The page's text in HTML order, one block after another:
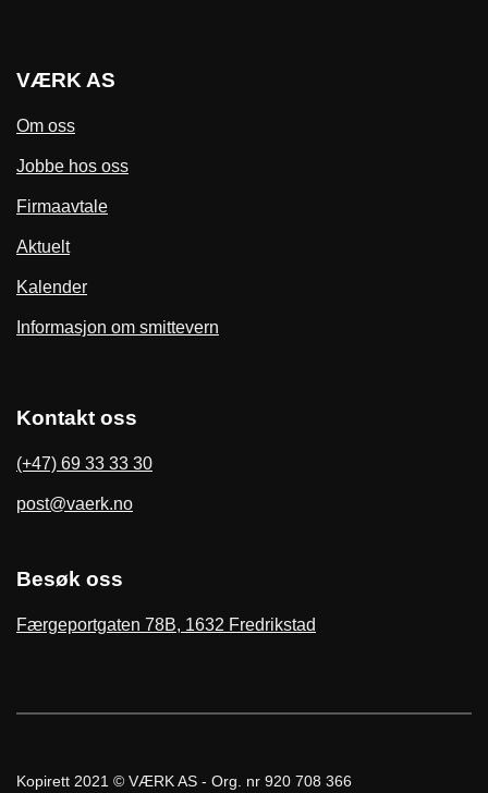
VÆRK AS
Om oss
Jobbe hos oss
Firmaavtale
Aktuelt
Kalender
Informasjon om smittevern
Kontakt oss
(+47) 69 33 33 30
post@vaerk.no
Besøk oss
Færgeportgaten 78B, 1632 Fredrikstad
Kopirett 2021 © VÆRK AS - Org. nr 920 708 366